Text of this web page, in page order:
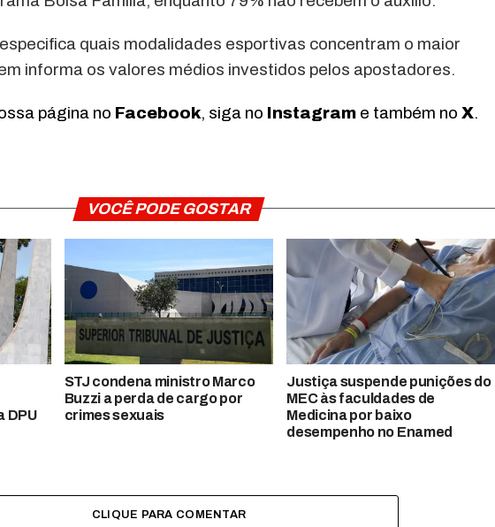
quais modalidades esportivas concentram o maior
informa os valores médios investidos pelos apostadores.
página no Facebook, siga no Instagram e também no X.
VOCÊ PODE GOSTAR
DPU
STJ condena ministro Marco
Buzzi a perda de cargo por
crimes sexuais
Justiça suspende punições do
MEC às faculdades de
Medicina por baixo
desempenho no Enamed
CLIQUE PARA COMENTAR